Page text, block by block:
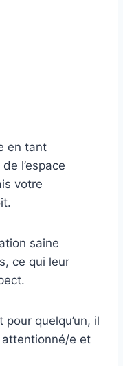
en tant
l’espace
votre
saine
ce qui leur
quelqu’un, il
attentionné/e et